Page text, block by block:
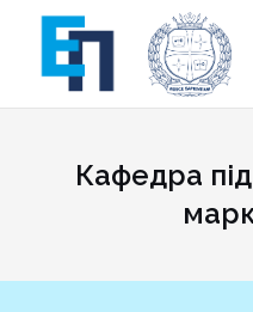
content
Кафедра